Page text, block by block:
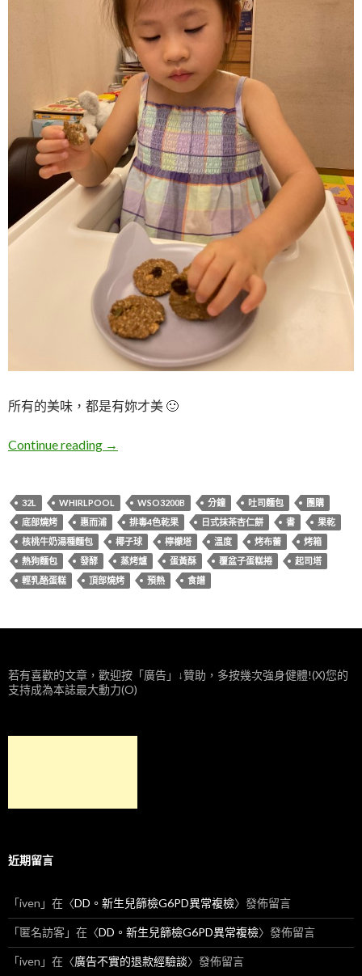
所有的美味，都是有妳才美 🙂
Continue reading 惠而浦蒸烤爐/烤箱食譜書(西點篇)
→
32L WHIRLPOOL WSO3200B 分鐘 吐司麵包
團購
底部燒烤
惠而浦 排毒4色乾果 日式抹茶杏仁餅 書
果乾
核桃牛奶湯種麵包
椰子球 檸檬塔 溫度 烤布蕾
烤箱
熱狗麵包
發酵 蒸烤爐 蛋黃酥 覆盆子蛋糕捲
起司塔
輕乳酪蛋糕
頂部燒烤 預熱 食譜
若有喜歡的文章，歡迎按「廣告」↓贊助，多按幾次強身健體!(X)您的
支持成為本誌最大動力(O)
近期留言
「iven 」在〈DD。新生兒篩檢G6PD異常複檢〉發佈留言
「匿名訪客」在〈DD。新生兒篩檢G6PD異常複檢〉發佈留言
「iven 」在〈廣告不實的退款經驗談〉發佈留言